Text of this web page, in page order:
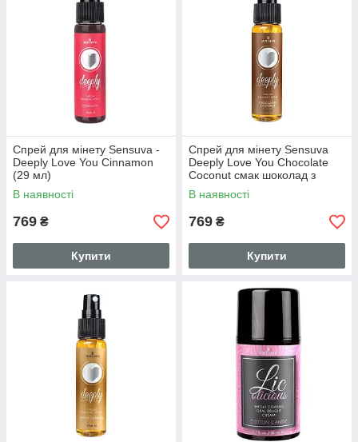
Спрей для мінету Sensuva -
Deeply Love You Cinnamon
(29 мл)
В наявності
769 ₴
Купити
Спрей для мінету Sensuva
Deeply Love You Chocolate
Coconut смак шоколад з
кокосом 29 мл (SO3196)
В наявності
769 ₴
Купити